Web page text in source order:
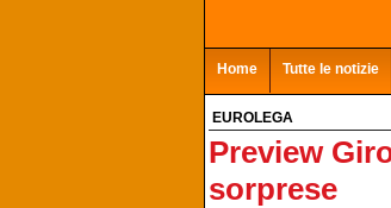
Home Tutte le notizie
EUROLEGA
Preview
sorprese